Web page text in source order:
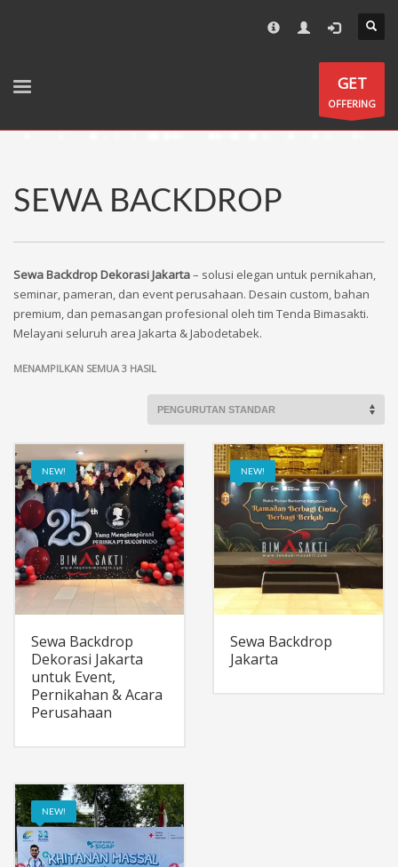
All images, description and specification on promotion materials
GET
OFFERING
SEWA BACKDROP
Sewa Backdrop Dekorasi Jakarta– solusi elegan untuk pernikahan,
seminar, pameran, dan event perusahaan. Desain custom, bahan
premium, dan pemasangan profesional oleh tim Tenda Bimasakti.
Melayani seluruh area Jakarta & Jabodetabek.
MENAMPILKAN SEMUA 3 HASIL
NEW!
Sewa Backdrop
Dekorasi Jakarta
untuk Event,
Pernikahan & Acara
Perusahaan
NEW!
Sewa Backdrop
Jakarta
NEW!